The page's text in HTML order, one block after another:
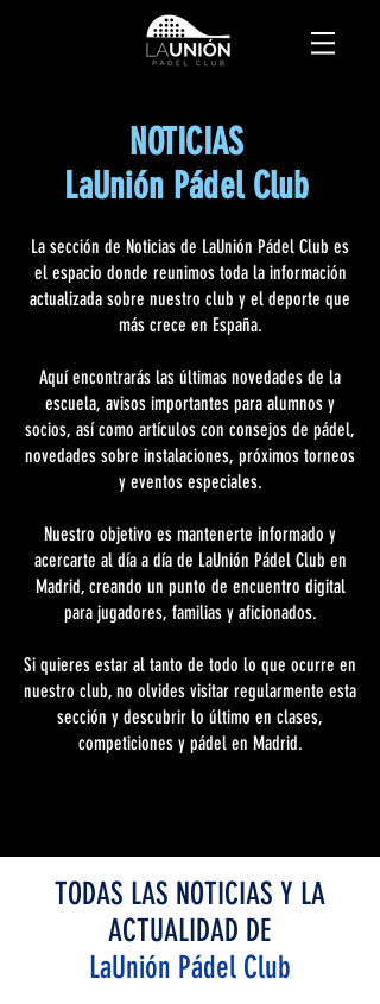
NOTICIAS
LaUnión Pádel Club
La sección de Noticias de LaUnión Pádel Club es
el espacio donde reunimos toda la información
actualizada sobre nuestro club y el deporte que
más crece en España.
Aquí encontrarás las últimas novedades de la
escuela, avisos importantes para alumnos y
socios, así como artículos con consejos de pádel,
novedades sobre instalaciones, próximos torneos
y eventos especiales.
Nuestro objetivo es mantenerte informado y
acercarte al día a día de LaUnión Pádel Club en
Madrid, creando un punto de encuentro digital
para jugadores, familias y aficionados.
Si quieres estar al tanto de todo lo que ocurre en
nuestro club, no olvides visitar regularmente esta
sección y descubrir lo último en clases,
competiciones y pádel en Madrid.
TODAS LAS NOTICIAS Y LA
ACTUALIDAD DE
LaUnión Pádel Club